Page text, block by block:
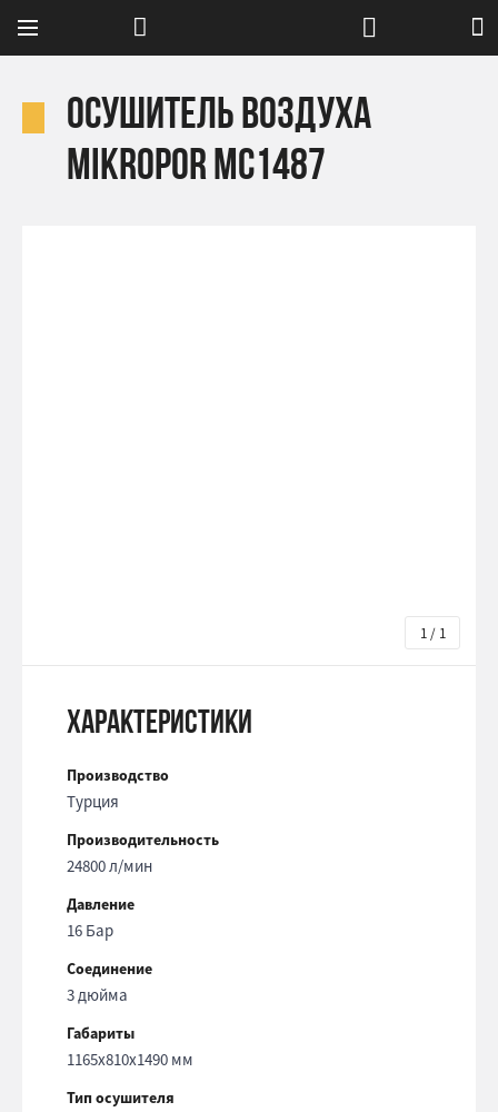
Осушитель воздуха
Mikropor MC1487
1 / 1
Характеристики
Производство
Турция
Производительность
24800 л/мин
Давление
16 Бар
Соединение
3 дюйма
Габариты
1165x810x1490 мм
Тип осушителя